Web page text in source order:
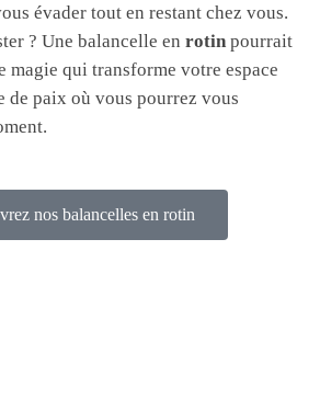
évader tout en restant chez vous.
? Une balancelle en rotin pourrait
magie qui transforme votre espace
de paix où vous pourrez vous
nos balancelles en rotin